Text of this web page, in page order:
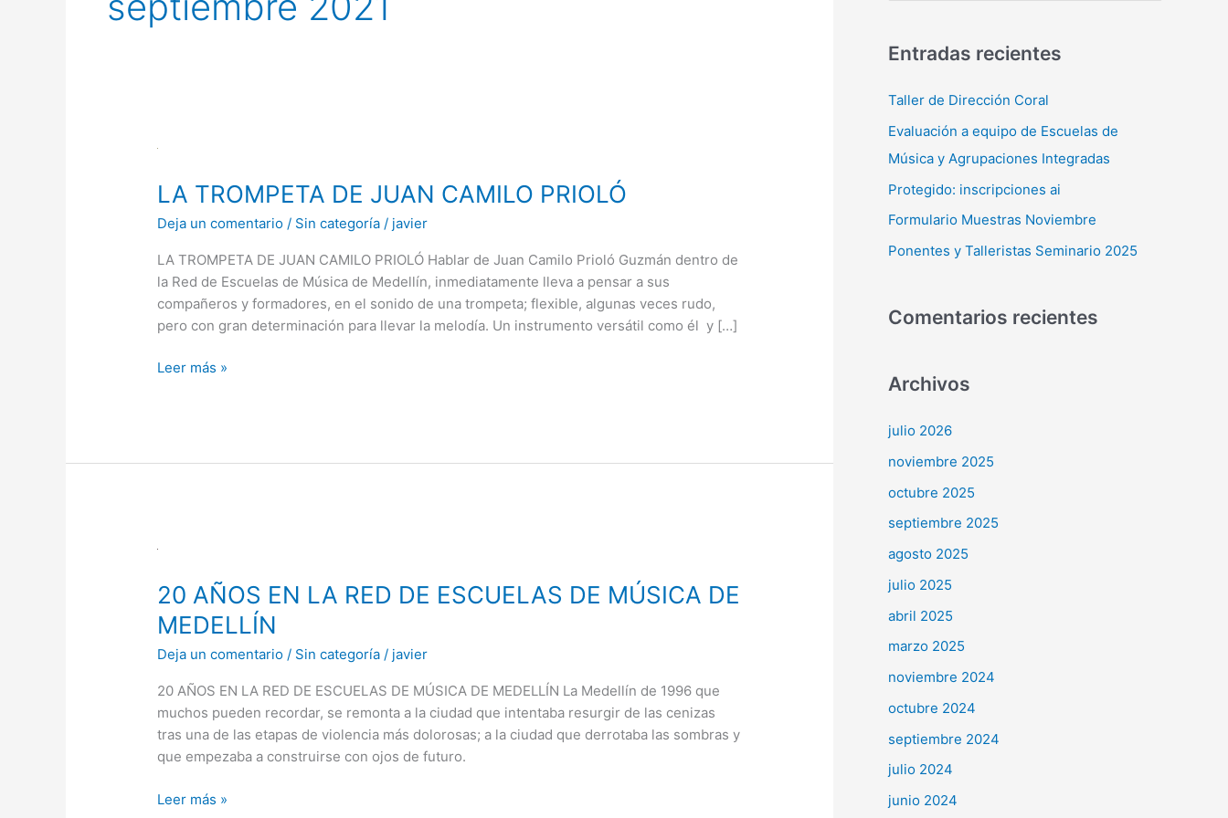
LA TROMPETA DE JUAN CAMILO PRIOLÓ
Deja un comentario / Sin categoría / javier
LA TROMPETA DE JUAN CAMILO PRIOLÓ Hablar de Juan Camilo Prioló Guzmán dentro de
la Red de Escuelas de Música de Medellín, inmediatamente lleva a pensar a sus
compañeros y formadores, en el sonido de una trompeta; flexible, algunas veces rudo,
pero con gran determinación para llevar la melodía. Un instrumento versátil como él y […]
LA
DE
CAMILO
PRIOLÓ
Leer más »
20 AÑOS EN LA RED DE ESCUELAS DE MÚSICA DE
MEDELLÍN
Deja un comentario / Sin categoría / javier
20 AÑOS EN LA RED DE ESCUELAS DE MÚSICA DE MEDELLÍN La Medellín de 1996 que
muchos pueden recordar, se remonta a la ciudad que intentaba resurgir de las cenizas
tras una de las etapas de violencia más dolorosas; a la ciudad que derrotaba las sombras y
que empezaba a construirse con ojos de futuro.
20
EN
LA
RED
DE
DE
MÚSICA
DE
MEDELLÍN
Leer más »
c
a
r
:
Entradas recientes
Taller de Dirección Coral
Evaluación a equipo de Escuelas de
Música y Agrupaciones Integradas
Protegido: inscripciones ai
Formulario Muestras Noviembre
Ponentes y Talleristas Seminario 2025
Comentarios recientes
Archivos
julio 2026
noviembre 2025
octubre 2025
septiembre 2025
agosto 2025
julio 2025
abril 2025
marzo 2025
noviembre 2024
octubre 2024
septiembre 2024
julio 2024
junio 2024